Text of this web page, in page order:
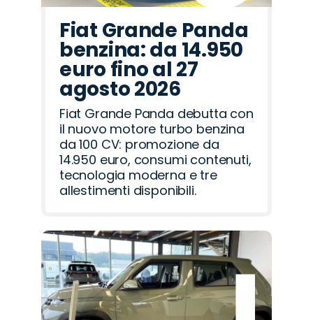
Fiat Grande Panda
benzina: da 14.950
euro fino al 27
agosto 2026
Fiat Grande Panda debutta con
il nuovo motore turbo benzina
da 100 CV: promozione da
14.950 euro, consumi contenuti,
tecnologia moderna e tre
allestimenti disponibili.